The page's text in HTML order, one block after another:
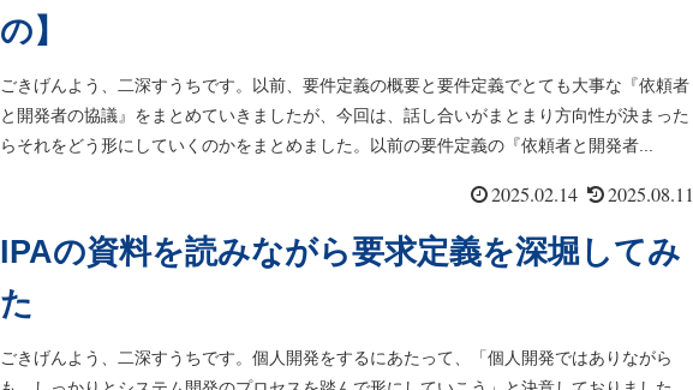
の】
ごきげんよう、二深すうちです。以前、要件定義の概要と要件定義でとても大事な『依頼者
と開発者の協議』をまとめていきましたが、今回は、話し合いがまとまり方向性が決まった
らそれをどう形にしていくのかをまとめました。以前の要件定義の『依頼者と開発者...
2025.02.14 2025.08.11
IPAの資料を読みながら要求定義を深堀してみ
た
ごきげんよう、二深すうちです。個人開発をするにあたって、「個人開発ではありながら